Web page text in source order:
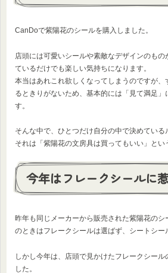
CanDoで紫陽花のシールを購入しました。
店頭には可愛いシールや素敵なデザインのもの
ているだけでも楽しい気持ちになります。
本当はあれこれ欲しくなってしまうのですが
るときりがないため、基本的には「見て満足」
す。
そんな中で、ひとつだけ自分の中で決めている
それは「紫陽花の文房具は買ってもいい」とい
今年はフレークシールに
昨年も同じメーカーから販売された紫陽花の
のときはフレークシールは選ばず、シートシー
しかし今年は、店頭で見かけたフレークシール
した。